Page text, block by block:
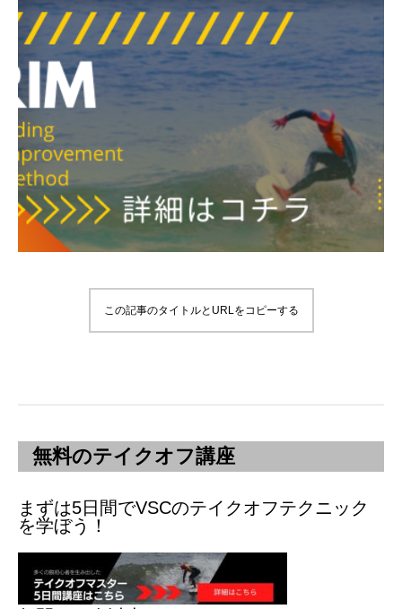
この記事のタイトルとURLをコピーする
無料のテイクオフ講座
まずは5日間でVSCのテイクオフテクニック
を学ぼう！